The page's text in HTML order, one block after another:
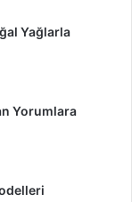
Yağlarla
Yorumlara